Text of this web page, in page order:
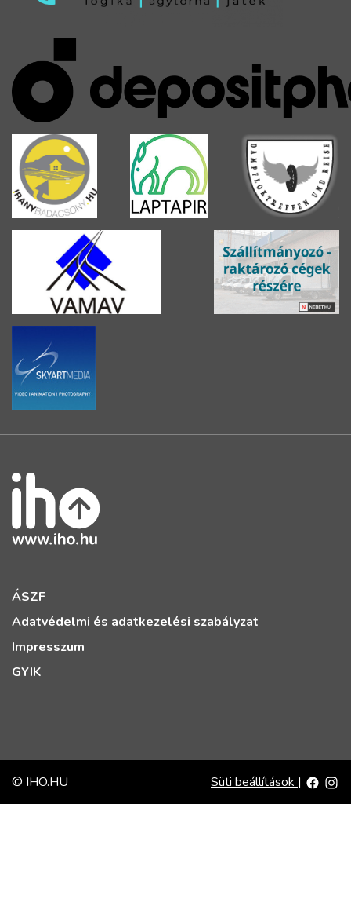
ÁSZF
Adatvédelmi és adatkezelési szabályzat
Impresszum
GYIK
© IHO.HU Süti beállítások |